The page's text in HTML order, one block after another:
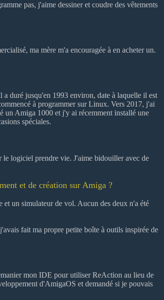
pas, j'aime dessiner et coudre des vêtements
ma mère m'a encouragée à en acheter un.
duré jusqu'en 1993 environ, date à laquelle il est
à programmer sur Linux. Vers 2017, j'ai
un Amiga 1000 et j'y ai récemment installé une
spéciales.
le logiciel prendre vie. J'aime bidouiller avec de
et de création sur Amiga ?
et un simulateur de vol. Aucun des deux n'a été
fait ma propre petite boîte à outils inspirée de
mon IDE pour utiliser ReAction au lieu de
d'AmigaOS et demandé si je pouvais